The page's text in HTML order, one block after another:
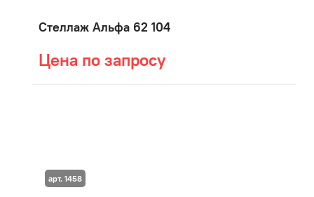
Стеллаж Альфа 62 104
Цена по запросу
арт. 1458